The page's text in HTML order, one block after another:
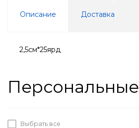
Описание Доставка
2,5см*25ярд
Выбрать все